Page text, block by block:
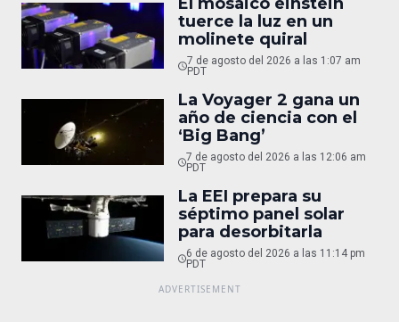
tuerce la luz en un
molinete quiral
7 de agosto del 2026 a las 1:07 am
PDT
La Voyager 2 gana un
año de ciencia con el
‘Big Bang’
7 de agosto del 2026 a las 12:06 am
PDT
La EEI prepara su
séptimo panel solar
para desorbitarla
6 de agosto del 2026 a las 11:14 pm
PDT